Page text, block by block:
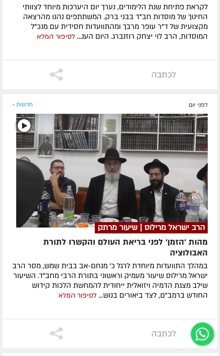
לקראת פתיחת שנת הלימודים, נערך יום היערכות מיוחד לצוותי
החינוך של מוסדות חב"ד בבני ברק. המשתתפים נהנו מהרצאה
מקצועית של ד"ר עופר מרבך ומהתוועדות חסידית עם מנכ"ל
המוסדות, הרב לוי יצחק רוזנברג. היום הענ... לסיפור המלא
לכתבה
לפני יום חדשות »
הרב ישראל מרילוס | שיעור מרתק
מהות 'הזמן' לפני בריאת העולם והקשרו לתורת
האבולוציה
במהלך התוועדות מיוחדת לרגל כ' מנחם-אב בבית שמש, מסר הרב
ישראל מרילוס שיעור מעמיק וראשוני בתורת הרבי מחב"ד. השיעור
שילב מצגת הדמיה ויזואלית ייחודית להמחשת הלכות קידוש
החודש ברמב"ם, לצד ביאורים בנוש... לסיפור המלא
לכתבה